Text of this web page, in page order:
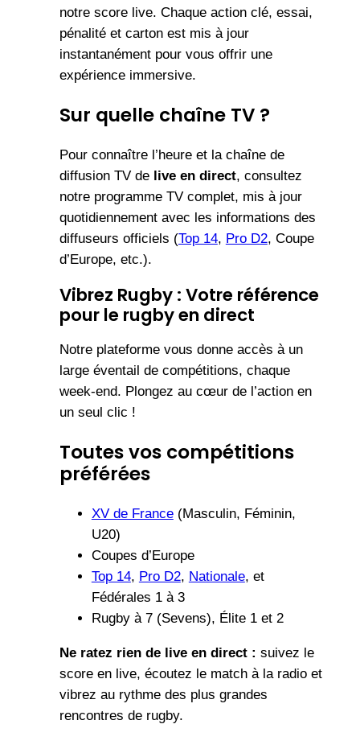
notre score live. Chaque action clé, essai,
pénalité et carton est mis à jour
instantanément pour vous offrir une
expérience immersive.
Sur quelle chaîne TV ?
Pour connaître l’heure et la chaîne de
diffusion TV de live en direct, consultez
notre programme TV complet, mis à jour
quotidiennement avec les informations des
diffuseurs officiels (Top 14, Pro D2, Coupe
d’Europe, etc.).
Vibrez Rugby : Votre référence
pour le rugby en direct
Notre plateforme vous donne accès à un
large éventail de compétitions, chaque
week-end. Plongez au cœur de l’action en
un seul clic !
Toutes vos compétitions
préférées
XV de France(Masculin, Féminin,
U20)
Coupes d’Europe
Top 14, Pro D2, Nationale, et
Fédérales 1 à 3
Rugby à 7 (Sevens), Élite 1 et 2
Ne ratez rien de live en direct : suivez le
score en live, écoutez le match à la radio et
vibrez au rythme des plus grandes
rencontres de rugby.